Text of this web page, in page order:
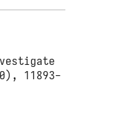
11893-